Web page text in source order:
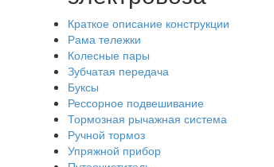
Краткое описание конструкции
Рама тележки
Колесные пары
Зубчатая передача
Буксы
Рессорное подвешивание
Тормозная рычажная система
Ручной тормоз
Упряжной прибор